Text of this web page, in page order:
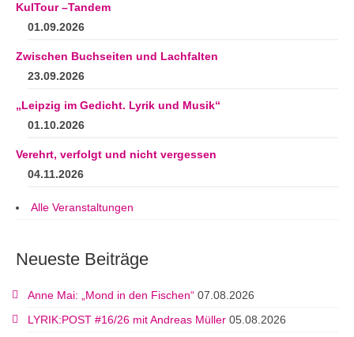
KulTour –Tandem
01.09.2026
Zwischen Buchseiten und Lachfalten
23.09.2026
„Leipzig im Gedicht. Lyrik und Musik“
01.10.2026
Verehrt, verfolgt und nicht vergessen
04.11.2026
Alle Veranstaltungen
Neueste Beiträge
Anne Mai: „Mond in den Fischen“ 07.08.2026
LYRIK:POST #16/26 mit Andreas Müller 05.08.2026